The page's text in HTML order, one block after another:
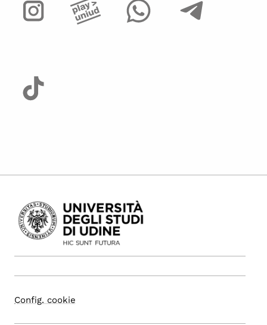
Config. cookie